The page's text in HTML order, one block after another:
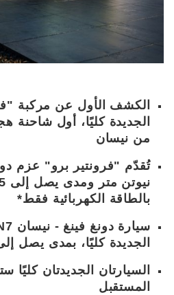
الكشف الأول عن مركبة
الجديدة كليًا، أول
من نيسان
بالطاقة الكهربائية فقط*
الجديدة كليًا، بمدى يصل إلى 635
السيارتان الجديدتان كليًا
المستقبل